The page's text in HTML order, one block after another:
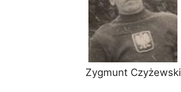
Zygmunt Czyżewski